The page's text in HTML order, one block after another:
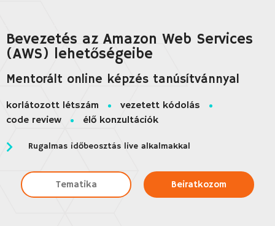
Bevezetés az Amazon Web Services
(AWS) lehetőségeibe
Mentorált online képzés tanúsítvánnyal
korlátozott létszám
vezetett kódolás
code review
élő konzultációk
Rugalmas időbeosztás live alkalmakkal
Tematika Beiratkozom